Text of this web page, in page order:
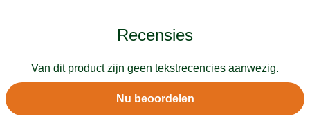
Recensies
Van dit product zijn geen tekstrecencies aanwezig.
Nu beoordelen